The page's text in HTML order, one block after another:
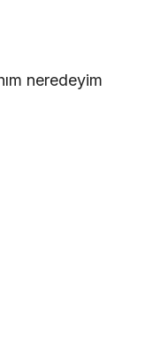
neredeyim